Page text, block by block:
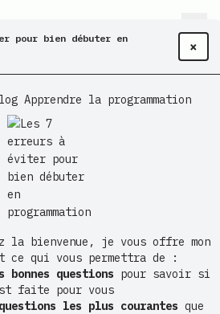
Code pour
at
05:00 | (7 min de lecture)
pour bien débuter en
×
Apprendre la programmation
la bienvenue, je vous offre mon
ce qui vous permettra de :
bonnes questions pour savoir si
faite pour vous
les plus courantes que